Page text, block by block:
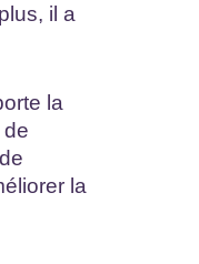
il a
la
de
la